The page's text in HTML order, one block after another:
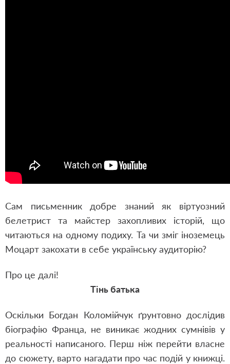
Сам письменник добре знаний як віртуозний
белетрист та майстер захопливих історій, що
читаються на одному подиху. Та чи зміг іноземець
Моцарт закохати в себе українську аудиторію?
Про це далі!
Тінь батька
Оскільки Богдан Коломійчук ґрунтовно дослідив
біографію Франца, не виникає жодних сумнівів у
реальності написаного. Перш ніж перейти власне
до сюжету, варто нагадати про час подій у книжці.